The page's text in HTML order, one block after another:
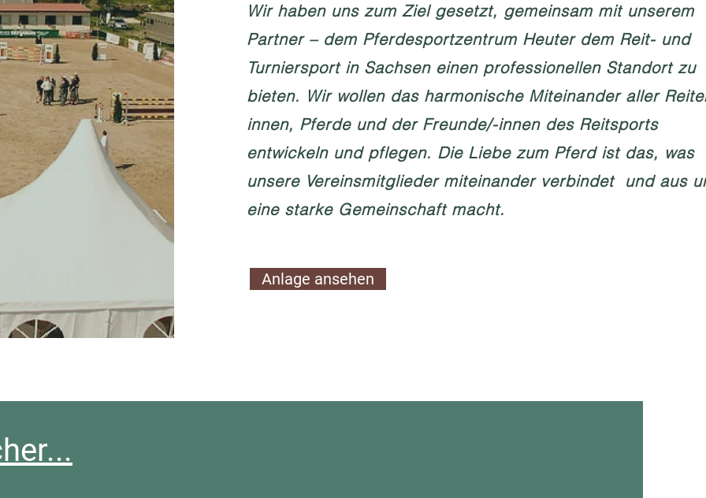
Wir haben uns zum Ziel gesetzt, gemeinsam mit unserem
Partner – dem Pferdesportzentrum Heuter dem Reit- und
Turniersport in Sachsen einen professionellen Standort zu
bieten. Wir wollen das harmonische Miteinander aller
innen, Pferde und der Freunde/-innen des Reitsports
entwickeln und pflegen. Die Liebe zum Pferd ist das, was
unsere Vereinsmitglieder miteinander verbindet und aus
eine starke Gemeinschaft macht.
Anlage ansehen